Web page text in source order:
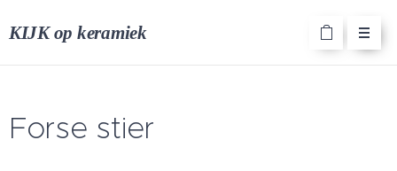
KIJK op keramiek
Forse stier